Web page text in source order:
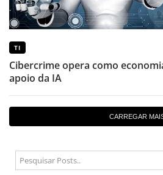
TI
Cibercrime opera como
apoio da IA
CARREGAR